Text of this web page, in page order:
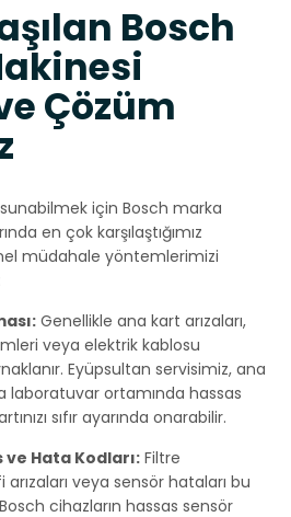
Bosch
Çözüm
için Bosch marka
en çok karşılaştığımız
müdahale yöntemlerimizi
Genellikle ana kart arızaları,
veya elektrik kablosu
Eyüpsultan servisimiz, ana
laboratuvar ortamında hassas
sıfır ayarında onarabilir.
Hata Kodları: Filtre
arızaları veya sensör hataları bu
cihazların hassas sensör